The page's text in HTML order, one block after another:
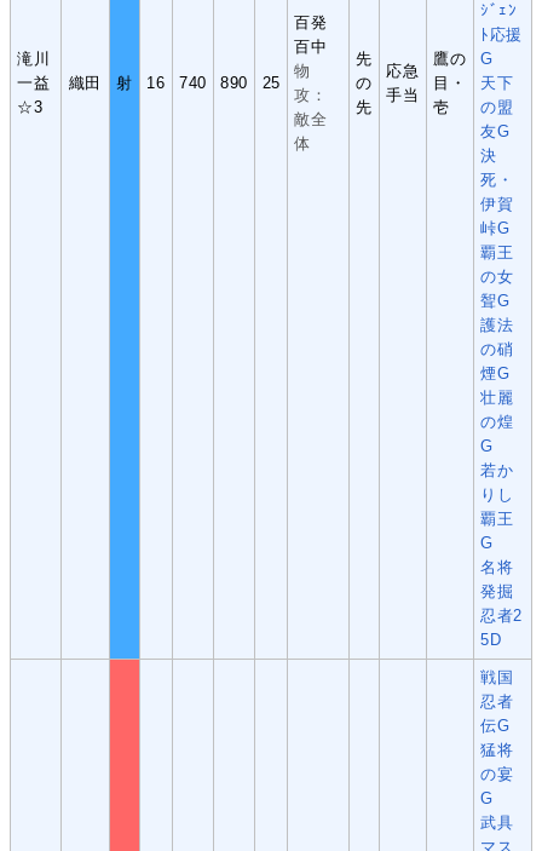
滝川
一益
☆3
織田 射 16 740 890 25
百発
百中
物
攻：
敵全
体
先
の
先
応急
手当
鷹の
目・
壱
ｼﾞｪﾝ
ﾄ応援
G
天下
の盟
友G
決
死・
伊賀
峠G
覇王
の女
聟G
護法
の硝
煙G
壮麗
の煌
G
若か
りし
覇王
G
名将
発掘
忍者2
5D
戦国
忍者
伝G
猛将
の宴
G
武具
マス